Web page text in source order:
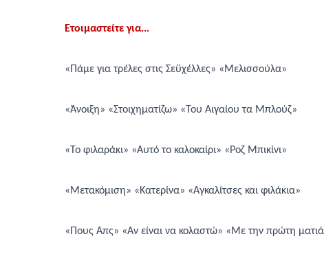
Ετοιμαστείτε για...
«Πάμε για τρέλες στις Σεϋχέλλες» «Μελισσούλα»
«Άνοιξη» «Στοιχηματίζω» «Του Αιγαίου τα Μπλούζ»
«Το φιλαράκι» «Αυτό το καλοκαίρι» «Ροζ Μπικίνι»
«Μετακόμιση» «Κατερίνα» «Αγκαλίτσες και φιλάκια»
«Πους Απς» «Αν είναι να κολαστώ» «Με την πρώτη